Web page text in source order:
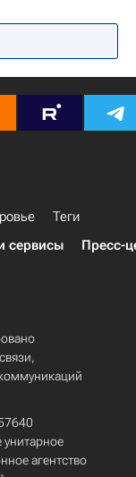
Теги
сервисы Пресс-
унитарное
агентство